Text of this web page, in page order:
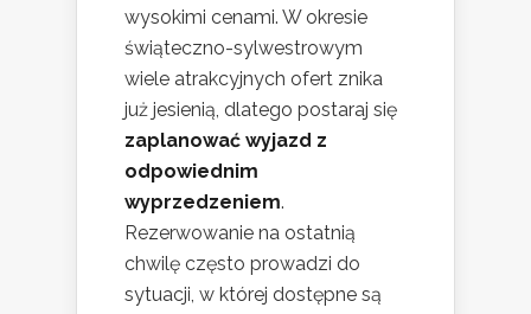
wysokimi cenami. W okresie
świąteczno-sylwestrowym
wiele atrakcyjnych ofert znika
już jesienią, dlatego postaraj się
zaplanować wyjazd z
odpowiednim
wyprzedzeniem.
Rezerwowanie na ostatnią
chwilę często prowadzi do
sytuacji, w której dostępne są